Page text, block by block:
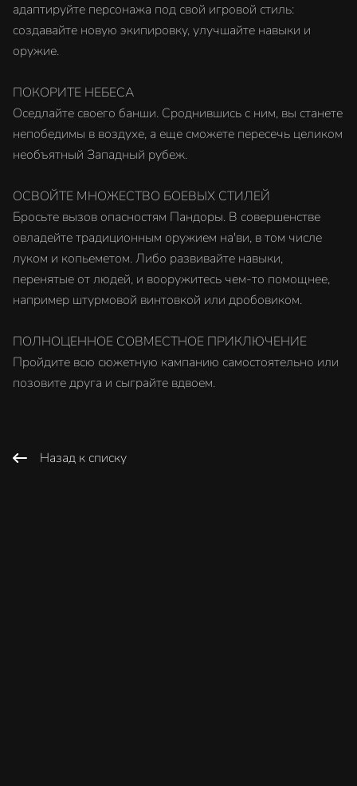
адаптируйте персонажа под свой игровой стиль:
создавайте новую экипировку, улучшайте навыки и
оружие.
ПОКОРИТЕ НЕБЕСА
Оседлайте своего банши. Сроднившись с ним, вы станете
непобедимы в воздухе, а еще сможете пересечь целиком
необъятный Западный рубеж.
ОСВОЙТЕ МНОЖЕСТВО БОЕВЫХ СТИЛЕЙ
Бросьте вызов опасностям Пандоры. В совершенстве
овладейте традиционным оружием на'ви, в том числе
луком и копьеметом. Либо развивайте навыки,
перенятые от людей, и вооружитесь чем-то помощнее,
например штурмовой винтовкой или дробовиком.
ПОЛНОЦЕННОЕ СОВМЕСТНОЕ ПРИКЛЮЧЕНИЕ
Пройдите всю сюжетную кампанию самостоятельно или
позовите друга и сыграйте вдвоем.
Назад к списку